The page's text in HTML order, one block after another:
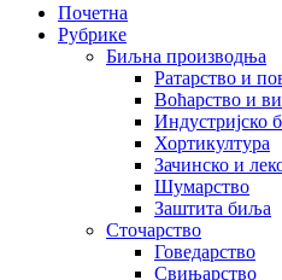
Почетна
Рубрике
Биљна производња
Ратарство и
Воћарство и
Индустријско
Хортикултура
Зачинско и
Шумарство
Заштита биља
Сточарство
Говедарство
Свињарство